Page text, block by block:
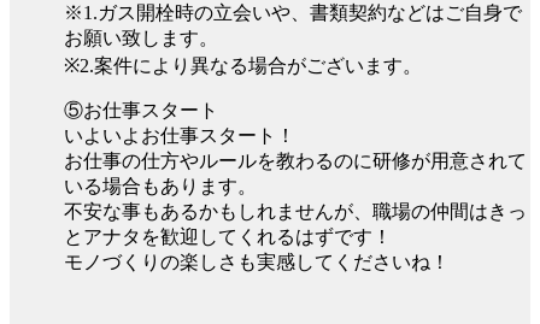
※1.ガス開栓時の立会いや、書類契約などはご自身で
お願い致します。
※2.案件により異なる場合がございます。
⑤お仕事スタート
いよいよお仕事スタート！
お仕事の仕方やルールを教わるのに研修が用意されて
いる場合もあります。
不安な事もあるかもしれませんが、職場の仲間はきっ
とアナタを歓迎してくれるはずです！
モノづくりの楽しさも実感してくださいね！